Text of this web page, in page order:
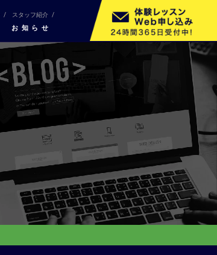
スタッフ紹介
お知らせ